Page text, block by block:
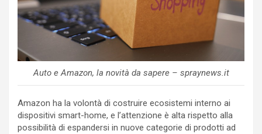
Auto e Amazon, la novità da sapere – spraynews.it
Amazon ha la volontà di costruire ecosistemi interno ai
dispositivi smart-home, e l’attenzione è alta rispetto alla
possibilità di espandersi in nuove categorie di prodotti ad